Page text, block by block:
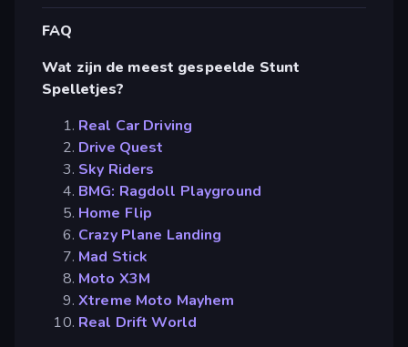
FAQ
Wat zijn de meest gespeelde Stunt
Spelletjes?
Real Car Driving
Drive Quest
Sky Riders
BMG: Ragdoll Playground
Home Flip
Crazy Plane Landing
Mad Stick
Moto X3M
Xtreme Moto Mayhem
Real Drift World